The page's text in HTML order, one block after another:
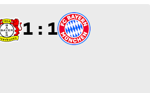
1 zu 1
1 : 1